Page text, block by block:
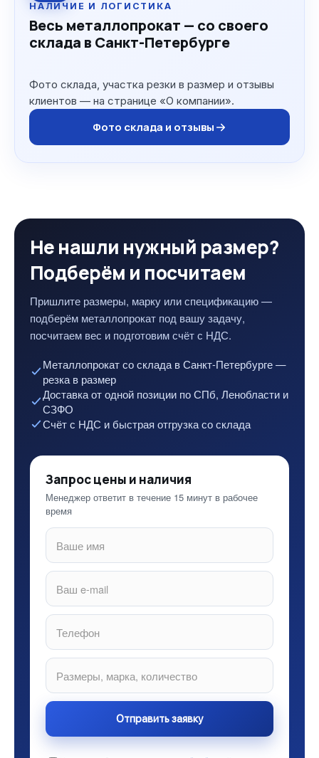
НАЛИЧИЕ И ЛОГИСТИКА
Весь металлопрокат — со своего
склада в Санкт-Петербурге
Фото склада, участка резки в размер и отзывы
клиентов — на странице «О компании».
Фото склада и отзывы
Не нашли нужный размер?
Подберём и посчитаем
Пришлите размеры, марку или спецификацию —
подберём металлопрокат под вашу задачу,
посчитаем вес и подготовим счёт с НДС.
Металлопрокат со склада в Санкт-Петербурге —
резка в размер
Доставка от одной позиции по СПб, Ленобласти и
СЗФО
Счёт с НДС и быстрая отгрузка со склада
Запрос цены и наличия
Менеджер ответит в течение 15 минут в рабочее
время